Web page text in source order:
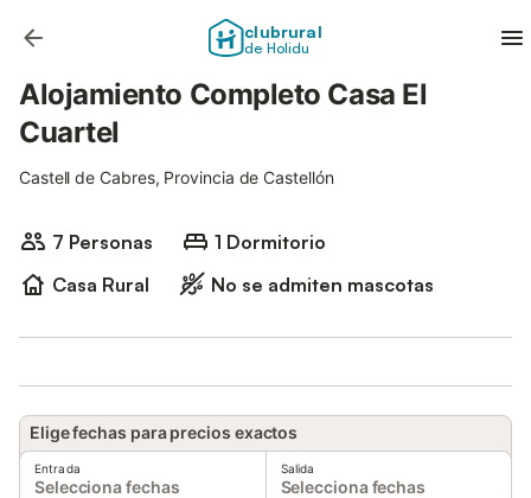
clubrural
de Holidu
Alojamiento Completo Casa El
Cuartel
Castell de Cabres, Provincia de Castellón
7 Personas
1 Dormitorio
Casa Rural
No se admiten mascotas
Elige fechas para precios exactos
Entrada
Selecciona fechas
Salida
Selecciona fechas